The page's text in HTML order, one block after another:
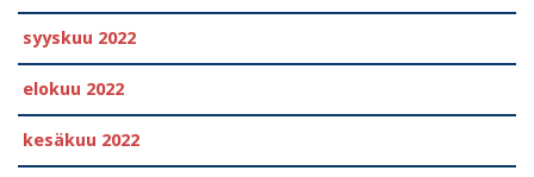
syyskuu 2022
elokuu 2022
kesäkuu 2022